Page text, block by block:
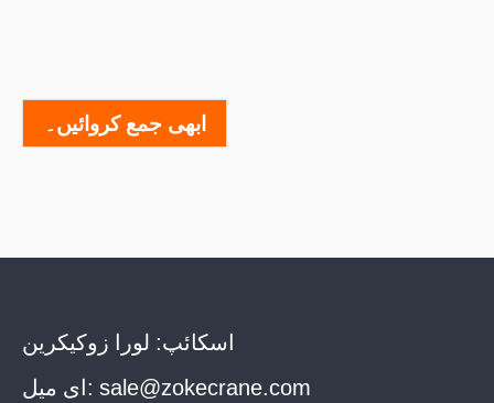
ابھی جمع کروائیں۔
اسکائپ: لورا زوکیکرین
ای میل: sale@zokecrane.com